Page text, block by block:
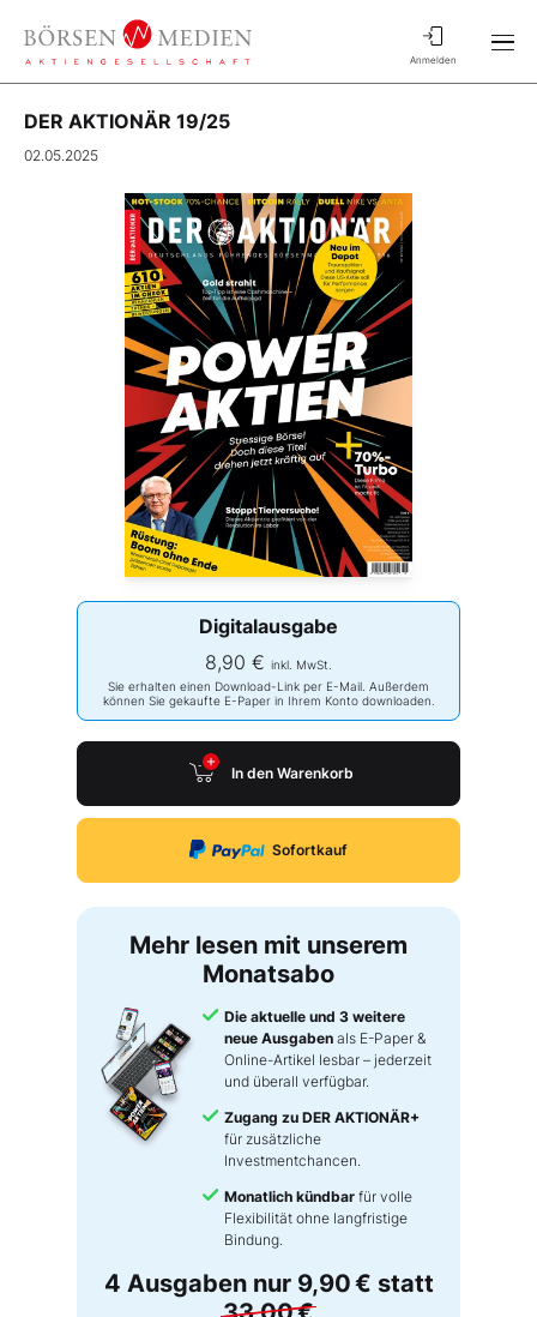
Anmelden
DER AKTIONÄR 19/25
02.05.2025
Digitalausgabe
8,90 € inkl. MwSt.
Sie erhalten einen Download-Link per E-Mail. Außerdem
können Sie gekaufte E-Paper in Ihrem Konto downloaden.
In den Warenkorb
Sofortkauf
Mehr lesen mit unserem
Monatsabo
Die aktuelle und 3 weitere
neue Ausgaben als E-Paper &
Online-Artikel lesbar – jederzeit
und überall verfügbar.
Zugang zu DER AKTIONÄR+
für zusätzliche
Investmentchancen.
Monatlich kündbar für volle
Flexibilität ohne langfristige
Bindung.
4 Ausgaben nur 9,90 € statt